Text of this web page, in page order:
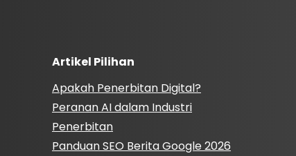
Artikel Pilihan
Apakah Penerbitan Digital?
Peranan AI dalam Industri
Penerbitan
Panduan SEO Berita Google 2026